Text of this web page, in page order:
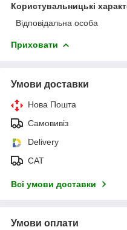
Користувальницькі
Відповідальна особа
Приховати
Умови доставки
Нова Пошта
Самовивіз
Delivery
САТ
Всі умови доставки
Умови оплати